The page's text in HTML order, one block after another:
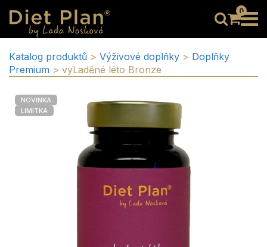
0
Katalog produktů > Výživové doplňky > Doplňky
Premium > vyLaděné léto Bronze
NOVINKA
LIMITKA